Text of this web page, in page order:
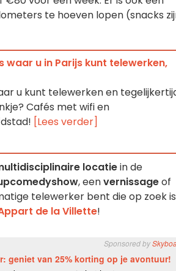
te hoeven lopen (snacks
u in Parijs kunt telewerken,
u kunt telewerken en
Cafés met wifi en
[Lees verder]
locatiein de
, eenvernissageof
telewerker bent die op zoek is
de la Villette!